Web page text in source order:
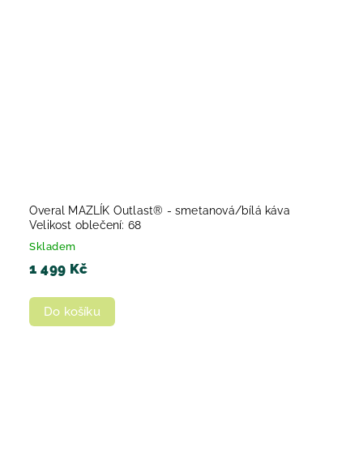
Overal MAZLÍK Outlast® - smetanová/bílá káva
Velikost oblečení: 68
Skladem
1 499 Kč
Do košíku